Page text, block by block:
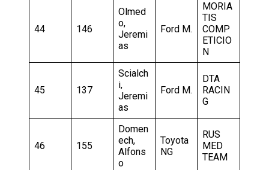
44 146
Olmed
o,
Jeremi
as
Ford M.
MORIA
TIS
COMP
ETICIO
N
45 137
Scialch
i,
Jeremi
as
Ford M.
DTA
RACIN
G
46 155
Domen
ech,
Alfons
o
Toyota
NG
RUS
MED
TEAM